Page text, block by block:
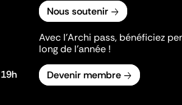
Nous soutenir
Avec l’Archi pass, bénéficiez
long de l’année !
Devenir membre